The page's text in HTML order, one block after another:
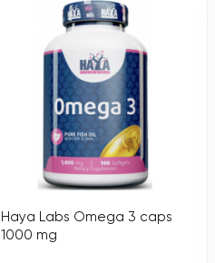
Haya Labs Omega 3 caps
1000 mg